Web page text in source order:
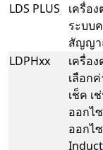
LDS PLUS
เครื่อ
ระบบ
สัญญา
LDPHxx
เครื่อ
เลือก
เช็ค เ
ออกไ
ออกไ